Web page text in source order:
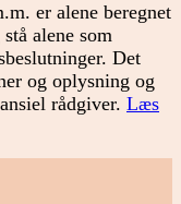
er alene beregnet
alene som
Det
og oplysning og
rådgiver. Læs